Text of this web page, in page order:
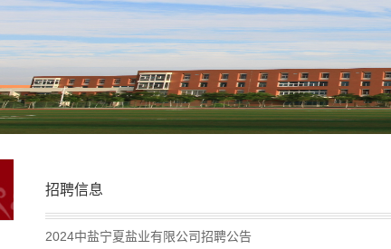
招聘信息
2024中盐宁夏盐业有限公司招聘公告